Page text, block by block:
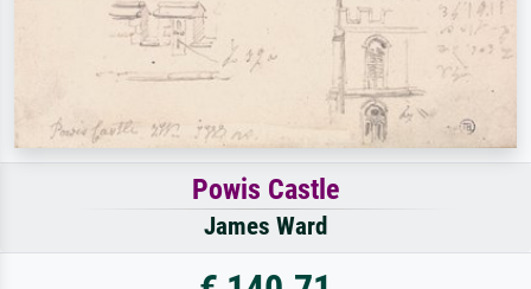
Powis Castle
James Ward